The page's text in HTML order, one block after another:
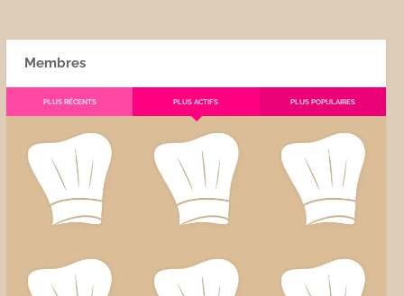
Membres
PLUS RÉCENTS PLUS ACTIFS PLUS POPULAIRES